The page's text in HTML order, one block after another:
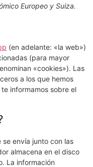
Europeo y Suiza.
(en adelante: «la web»)
(para mayor
«cookies»). Las
a los que hemos
informamos sobre el
envía junto con las
almacena en el disco
La información